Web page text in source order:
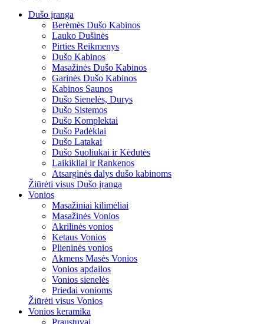
Dušo įranga
Berėmės Dušo Kabinos
Lauko Dušinės
Pirties Reikmenys
Dušo Kabinos
Masažinės Dušo Kabinos
Garinės Dušo Kabinos
Kabinos Saunos
Dušo Sienelės, Durys
Dušo Sistemos
Dušo Komplektai
Dušo Padėklai
Dušo Latakai
Dušo Suoliukai ir Kėdutės
Laikikliai ir Rankenos
Atsarginės dalys dušo kabinoms
Žiūrėti visus Dušo įranga
Vonios
Masažiniai kilimėliai
Masažinės Vonios
Akrilinės vonios
Ketaus Vonios
Plieninės vonios
Akmens Masės Vonios
Vonios apdailos
Vonios sienelės
Priedai vonioms
Žiūrėti visus Vonios
Vonios keramika
Praustuvai